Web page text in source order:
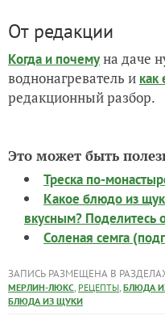
От редакции
Когда и почемуна даче
воднонагреватель и как
редакционный разбор.
Это может быть
Треска по-
Какое блюдо из
вкусным? Поделитесь
Соленая семга
ЗАПИСЬ РАЗМЕЩЕНА В
МЕРЛИН-ЛЮКС, РЕЦЕПТЫ, БЛЮДА
БЛЮДА ИЗ ЩУКИ